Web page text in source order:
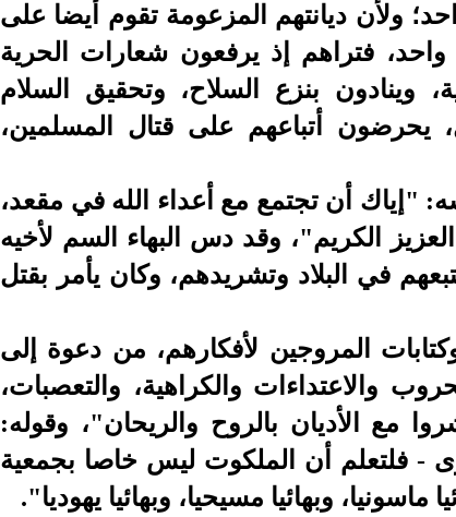
ولأن ديانتهم المزعومة تقوم أيضا على
واحد، فتراهم إذ يرفعون شعارات الحرية
وينادون بنزع السلاح، وتحقيق السلام
يحرضون أتباعهم على قتال المسلمين،
"إياك أن تجتمع مع أعداء الله في مقعد،
الكريم"، وقد دس البهاء السم لأخيه
في البلاد وتشريدهم، وكان يأمر بقتل
المروجين لأفكارهم، من دعوة إلى
والاعتداءات والكراهية، والتعصبات،
مع الأديان بالروح والريحان"، وقوله:
- فلتعلم أن الملكوت ليس خاصا بجمعية
وبهائيا مسيحيا، وبهائيا يهوديا".